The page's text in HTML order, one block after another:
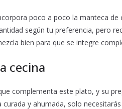
poco a poco la manteca
según tu preferencia, pero
bien para que se integre
cecina
complementa este plato, y su
curada y ahumada, solo